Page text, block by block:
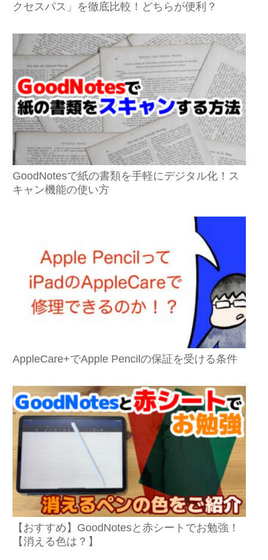
クセスパス」を徹底比較！どちらが便利？
GoodNotesで紙の書類を手軽にデジタル化！ス
キャン機能の使い方
AppleCare+でApple Pencilの保証を受ける条件
【おすすめ】GoodNotesと赤シートでお勉強！
【消える色は？】